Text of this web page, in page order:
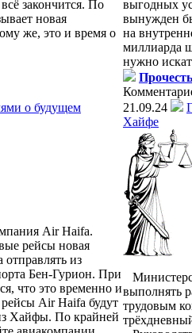
закончится. По
новая
же, это и время о
выгодных
вынужден
на
миллиарда
нужно
Прочесть
о будущем
Air Haifa.
рейсы новая
из
Бен-Гурион. При
что это временно и
Air Haifa будут
Хайфы. По крайней
21.09.24
Хайфе
выполнять
трудовым